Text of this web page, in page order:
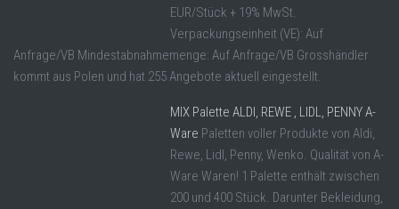
EUR/Stück + 19% MwSt.
Verpackungseinheit (VE): Auf
Anfrage/VB Mindestabnahmemenge: Auf Anfrage/VB Grosshändler
kommt aus Polen und hat 255 Angebote aktuell eingestellt.
MIX Palette ALDI, REWE , LIDL, PENNY A-
Ware Paletten voller Produkte von Aldi,
Rewe, Lidl, Penny, Wenko. Qualität von A-
Ware Waren! 1 Palette enthält zwischen
200 und 400 Stück. Darunter Bekleidung,